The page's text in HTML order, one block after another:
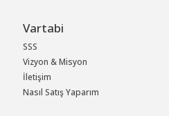
Vartabi
SSS
Vizyon & Misyon
İletişim
Nasıl Satış Yaparım